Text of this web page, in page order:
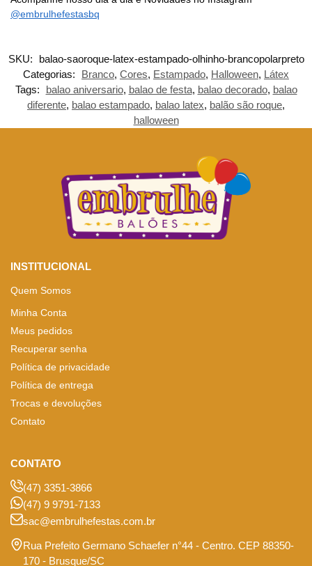
@embrulhefestasbq
SKU:
balao-saoroque-latex-estampado-olhinho-brancopolarpreto
Categorias:
Branco, Cores, Estampado, Halloween, Látex
Tags:
balao aniversario, balao de festa, balao decorado, balao
diferente, balao estampado, balao latex, balão são roque,
halloween
INSTITUCIONAL
Quem Somos
Minha Conta
Meus pedidos
Recuperar senha
Política de privacidade
Política de entrega
Trocas e devoluções
Contato
CONTATO
(47) 3351-3866
(47) 9 9791-7133
sac@embrulhefestas.com.br
Rua Prefeito Germano Schaefer n°44 - Centro. CEP 88350-
170 - Brusque/SC